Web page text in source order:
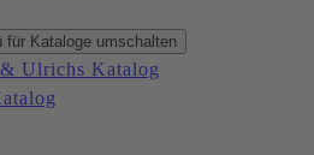
für Kataloge umschalten
Ulrichs Katalog